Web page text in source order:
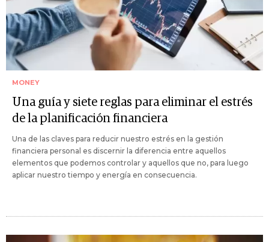
MONEY
Una guía y siete reglas para eliminar el estrés
de la planificación financiera
Una de las claves para reducir nuestro estrés en la gestión
financiera personal es discernir la diferencia entre aquellos
elementos que podemos controlar y aquellos que no, para luego
aplicar nuestro tiempo y energía en consecuencia.